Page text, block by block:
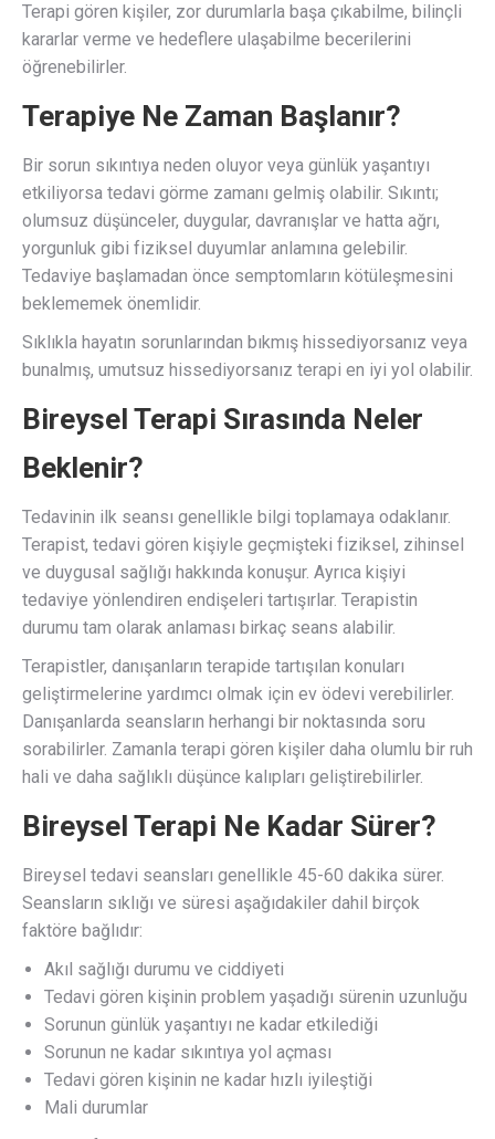
Terapi gören kişiler, zor durumlarla başa çıkabilme, bilinçli
kararlar verme ve hedeflere ulaşabilme becerilerini
öğrenebilirler.
Terapiye Ne Zaman Başlanır?
Bir sorun sıkıntıya neden oluyor veya günlük yaşantıyı
etkiliyorsa tedavi görme zamanı gelmiş olabilir. Sıkıntı;
olumsuz düşünceler, duygular, davranışlar ve hatta ağrı,
yorgunluk gibi fiziksel duyumlar anlamına gelebilir.
Tedaviye başlamadan önce semptomların kötüleşmesini
beklememek önemlidir.
Sıklıkla hayatın sorunlarından bıkmış hissediyorsanız veya
bunalmış, umutsuz hissediyorsanız terapi en iyi yol olabilir.
Bireysel Terapi Sırasında Neler
Beklenir?
Tedavinin ilk seansı genellikle bilgi toplamaya odaklanır.
Terapist, tedavi gören kişiyle geçmişteki fiziksel, zihinsel
ve duygusal sağlığı hakkında konuşur. Ayrıca kişiyi
tedaviye yönlendiren endişeleri tartışırlar. Terapistin
durumu tam olarak anlaması birkaç seans alabilir.
Terapistler, danışanların terapide tartışılan konuları
geliştirmelerine yardımcı olmak için ev ödevi verebilirler.
Danışanlarda seansların herhangi bir noktasında soru
sorabilirler. Zamanla terapi gören kişiler daha olumlu bir ruh
hali ve daha sağlıklı düşünce kalıpları geliştirebilirler.
Bireysel Terapi Ne Kadar Sürer?
Bireysel tedavi seansları genellikle 45-60 dakika sürer.
Seansların sıklığı ve süresi aşağıdakiler dahil birçok
faktöre bağlıdır:
Akıl sağlığı durumu ve ciddiyeti
Tedavi gören kişinin problem yaşadığı sürenin uzunluğu
Sorunun günlük yaşantıyı ne kadar etkilediği
Sorunun ne kadar sıkıntıya yol açması
Tedavi gören kişinin ne kadar hızlı iyileştiği
Mali durumlar